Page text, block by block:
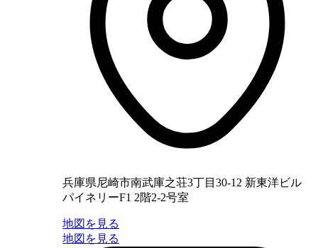
兵庫県尼崎市南武庫之荘3丁目30-12 新東洋ビル
パイネリーF1 2階2-2号室
地図を見る
地図を見る